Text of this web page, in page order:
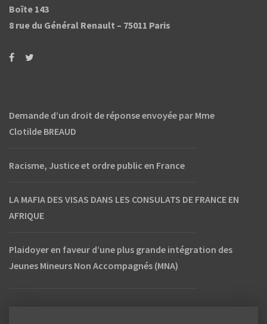
Boîte 143
8 rue du Général Renault – 75011 Paris
Demande d’un droit de réponse envoyée par Mme
Clotilde BREAUD
Racisme, Justice et ordre public en France
LA MAFIA DES VISAS DANS LES CONSULATS DE FRANCE EN
AFRIQUE
Plaidoyer en faveur d’une plus grande intégration des
Jeunes Mineurs Non Accompagnés (MNA)